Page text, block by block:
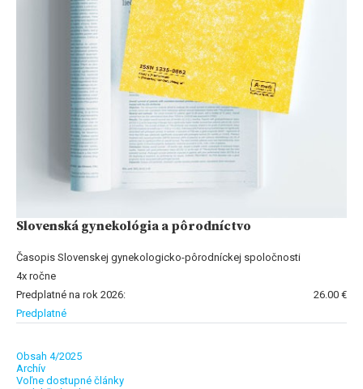
Slovenská gynekológia a pôrodníctvo
Časopis Slovenskej gynekologicko-pôrodníckej spoločnosti
4x ročne
Predplatné na rok 2026:
26.00 €
Predplatné
Obsah 4/2025
Archív
Voľne dostupné články